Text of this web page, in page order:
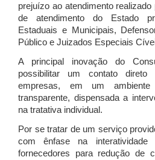
prejuízo ao atendimento
de atendimento do Estado
Estaduais e Municipais,
Público e Juizados Especiais
A principal inovação do
possibilitar um contato direto
empresas, em um
transparente, dispensada a
na tratativa individual.
Por se tratar de um serviço
com ênfase na interatividade
fornecedores para redução de